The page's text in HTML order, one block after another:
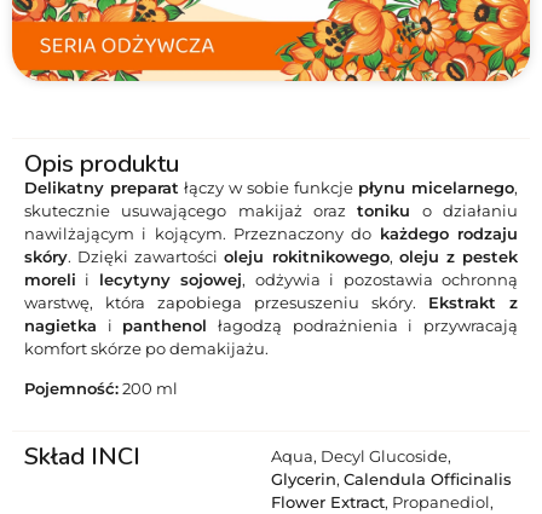
Opis produktu
Delikatny preparat łączy w sobie funkcje płynu micelarnego,
skutecznie usuwającego makijaż oraztoniku o działaniu
nawilżającym i kojącym. Przeznaczony do każdego rodzaju
skóry. Dzięki zawartościoleju rokitnikowego, oleju z pestek
moreli i lecytyny sojowej, odżywia i pozostawia ochronną
warstwę, która zapobiega przesuszeniu skóry. Ekstrakt z
nagietka i panthenol łagodzą podrażnienia i przywracają
komfort skórze po demakijażu.
Pojemność:200 ml
Skład INCI
Aqua, Decyl Glucoside,
Glycerin, Calendula Officinalis
Flower Extract, Propanediol,